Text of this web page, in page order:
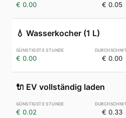
€ 0.00 € 0.05
💧 Wasserkocher (1 L)
€ 0.00 € 0.00
🔌 EV vollständig laden
€ 0.02 € 0.33